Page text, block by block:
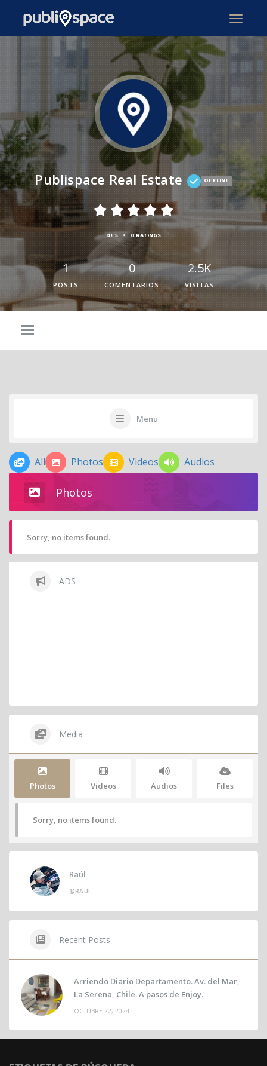
Publispace Real Estate OFFLINE
DE 5 • 0 RATINGS
1
POSTS
0
COMENTARIOS
2.5K
VISITAS
Menu
All Photos Videos Audios
Photos
Sorry, no items found.
ADS
Media
Photos Videos Audios Files
Sorry, no items found.
Raúl
@RAUL
Recent Posts
Arriendo Diario Departamento. Av. del Mar,
La Serena, Chile. A pasos de Enjoy.
OCTUBRE 22, 2024